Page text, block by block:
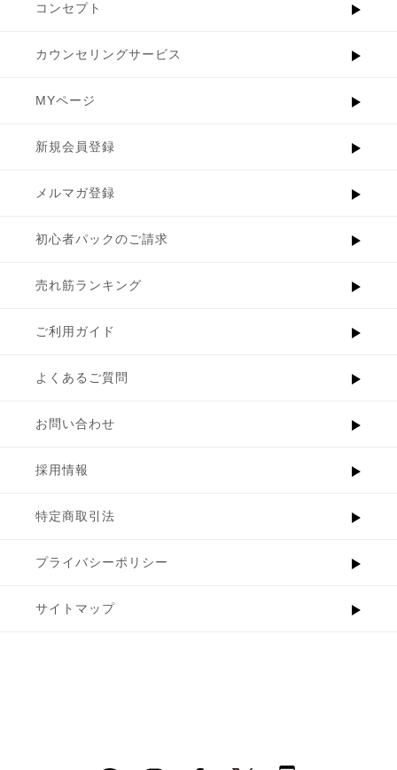
コンセプト
カウンセリングサービス
MYページ
新規会員登録
メルマガ登録
初心者パックのご請求
売れ筋ランキング
ご利用ガイド
よくあるご質問
お問い合わせ
採用情報
特定商取引法
プライバシーポリシー
サイトマップ